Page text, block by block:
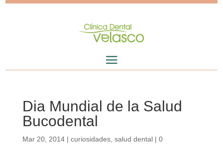
Dia Mundial de la Salud
Bucodental
Mar 20, 2014| curiosidades, salud dental| 0